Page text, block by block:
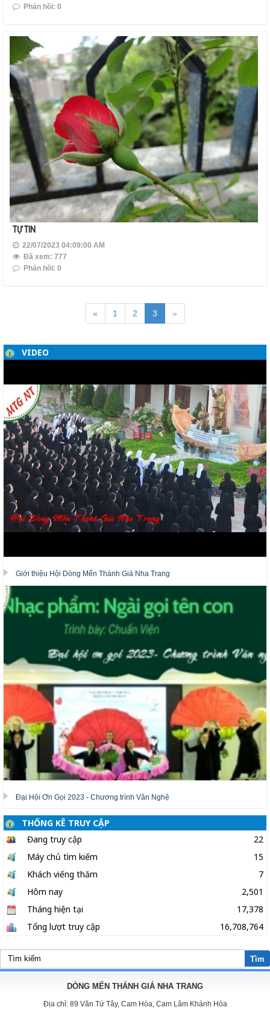
Phản hồi: 0
TỰ TIN
22/07/2023 04:09:00 AM
Đã xem: 777
Phản hồi: 0
« 1 2 3 »
VIDEO
Giới thiệu Hội Dòng Mến Thánh Giá Nha Trang
Đại Hội Ơn Gọi 2023 - Chương trình Văn Nghệ
THỐNG KÊ TRUY CẬP
Đang truy cập
22
Máy chủ tìm kiếm
15
Khách viếng thăm
7
Hôm nay
2,501
Tháng hiện tại
17,378
Tổng lượt truy cập
16,708,764
Tìm
DÒNG MẾN THÁNH GIÁ NHA TRANG
Địa chỉ: 89 Văn Tứ Tây, Cam Hòa, Cam Lâm Khánh Hòa